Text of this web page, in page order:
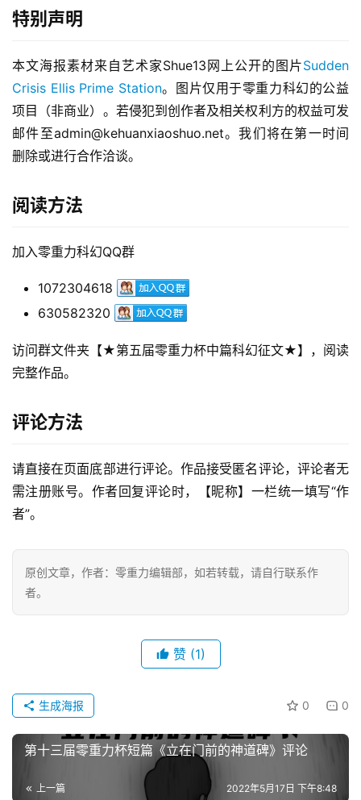
重
力
征
投
稿
章
科
主
题
科
小
登录 注册
特别声明
本文海报素材来自艺术家Shue13网上公开的图片Sudden
Crisis Ellis Prime Station。图片仅用于零重力科幻的公益
项目（非商业）。若侵犯到创作者及相关权利方的权益可发
邮件至admin@kehuanxiaoshuo.net。我们将在第一时间
删除或进行合作洽谈。
阅读方法
加入零重力科幻QQ群
1072304618
630582320
访问群文件夹【★第五届零重力杯中篇科幻征文★】，阅读
完整作品。
评论方法
请直接在页面底部进行评论。作品接受匿名评论，评论者无
需注册账号。作者回复评论时，【昵称】一栏统一填写“作
者”。
原创文章，作者：零重力编辑部，如若转载，请自行联系作
者。
赞 (1)
0 0
生成海报
第十三届零重力杯短篇《立在门前的神道碑》评论
上一篇 2022年5月17日 下午8:48